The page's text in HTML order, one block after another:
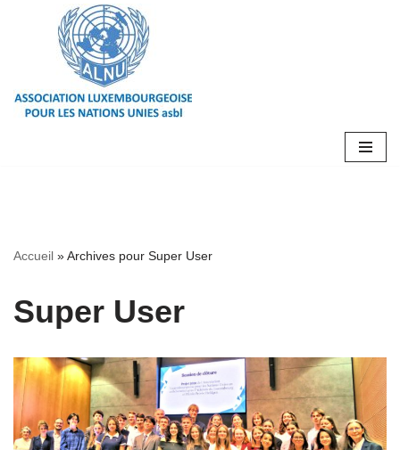
contenu
Accueil »Archives pour Super User
Super User